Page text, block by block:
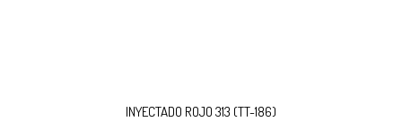
INYECTADO ROJO 313 (TT-186)